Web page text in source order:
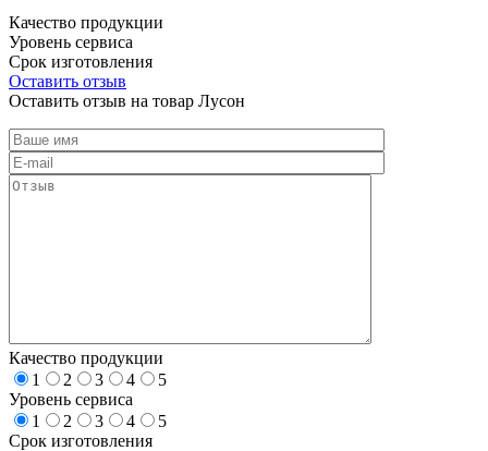
Качество продукции
Уровень сервиса
Срок изготовления
Оставить отзыв
Оставить отзыв на товар Лусон
Качество продукции
1
2 3 4
5
Уровень сервиса
1
2 3 4
5
Срок изготовления